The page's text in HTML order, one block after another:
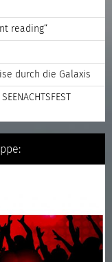
reading“
durch die Galaxis